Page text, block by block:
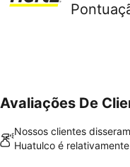
Avaliações De
Nossos clientes
Huatulco é